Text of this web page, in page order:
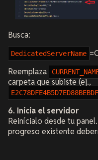
Busca:
DedicatedServerName
Reemplaza
carpeta que subiste (ej.,
6. Inicia el servidor
Reinícialo desde tu
progreso existente